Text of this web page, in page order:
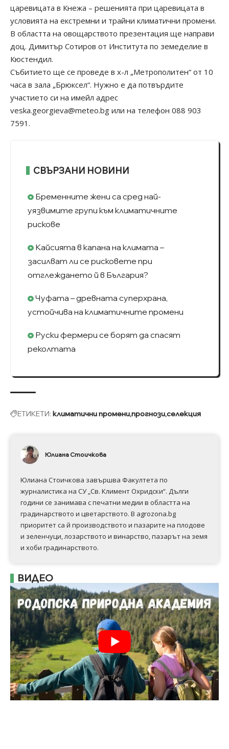
царевицата в Кнежа – решенията при царевицата в
условията на екстремни и трайни климатични промени.
В областта на овощарството презентация ще направи
доц. Димитър Сотиров от Института по земеделие в
Кюстендил.
Събитието ще се проведе в х-л „Метрополитен“ от 10
часа в зала „Брюксел“. Нужно е да потвърдите
участието си на имейл адрес
veska.georgieva@meteo.bg или на телефон 088 903
7591.
СВЪРЗАНИ НОВИНИ
Бременните жени са сред най-
уязвимите групи към климатичните
рискове
Кайсията в капана на климата –
засилват ли се рисковете при
отглеждането й в България?
Чуфата – древната суперхрана,
устойчива на климатичните промени
Руски фермери се борят да спасят
реколтата
ЕТИКЕТИ: климатични променипрогнозиселекция
Юлиана Стоичкова
Юлиана Стоичкова завършва Факултета по
журналистика на СУ „Св. Климент Охридски“. Дълги
години се занимава с печатни медии в областта на
градинарството и цветарството. В agrozona.bg
приоритет са й производството и пазарите на плодове
и зеленчуци, лозарството и винарство, пазарът на земя
и хоби градинарството.
ВИДЕО